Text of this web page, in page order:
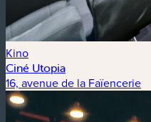
Kino
Ciné Utopia
16, avenue de la Faïencerie